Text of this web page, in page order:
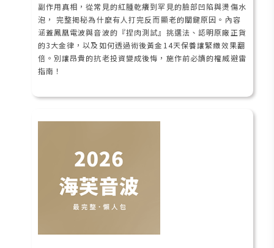
副作用真相，從常見的紅腫乾癢到罕見的臉部凹陷與燙傷水
泡， 完整揭秘為什麼有人打完反而顯老的關鍵原因。內容
涵蓋鳳凰電波與音波的『捏肉測試』挑選法、認明原廠正貨
的3大金律，以及如何透過術後黃金14天保養讓緊緻效果翻
倍。別讓昂貴的抗老投資變成後悔，施作前必讀的權威避雷
指南！